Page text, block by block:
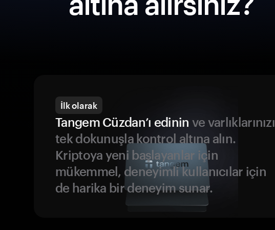
İlk olarak
Tangem Cüzdan’ı edinin ve varlıklarınızı
tek dokunuşla kontrol altına alın.
Kriptoya yeni başlayanlar için
mükemmel, deneyimli kullanıcılar için
de harika bir deneyim sunar.